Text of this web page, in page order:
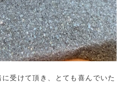
受けて頂き、とても喜んでいた